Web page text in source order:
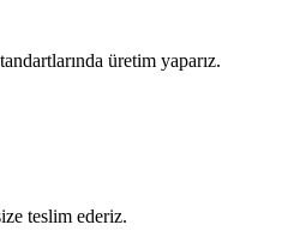
üretim yaparız.
teslim ederiz.